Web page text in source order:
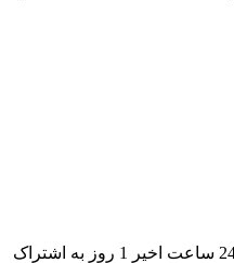
با توجه به مشکل دانلود طی 24 ساعت اخیر 1 روز به اشتراک